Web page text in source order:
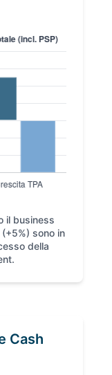
il business
(+5%) sono in
della
Cash